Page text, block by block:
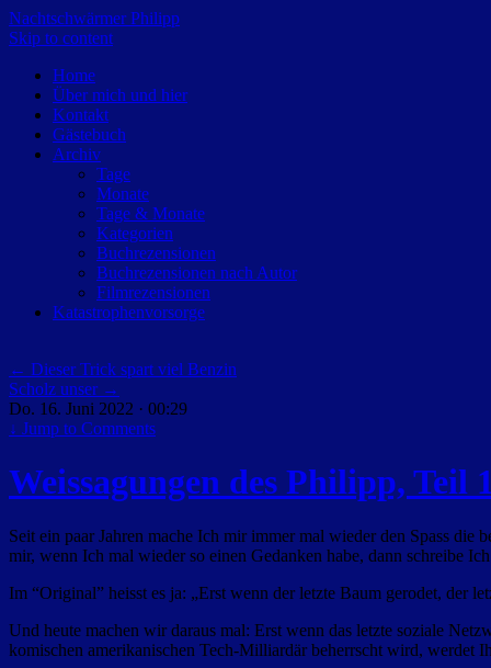
Nachtschwärmer Philipp
Skip to content
Home
Über mich und hier
Kontakt
Gästebuch
Archiv
Tage
Monate
Tage & Monate
Kategorien
Buchrezensionen
Buchrezensionen nach Autor
Filmrezensionen
Katastrophenvorsorge
← Dieser Trick spart viel Benzin
Scholz unser →
Do. 16. Juni 2022 · 00:29
↓ Jump to Comments
Weissagungen des Philipp, Teil
Seit ein paar Jahren mache Ich mir immer mal wieder den Spass die
mir, wenn Ich mal wieder so einen Gedanken habe, dann schreibe
Im “Original” heisst es ja: „Erst wenn der letzte Baum gerodet, der
Und heute machen wir daraus mal: Erst wenn das letzte soziale
komischen amerikanischen Tech-Milliardär beherrscht wird, werdet